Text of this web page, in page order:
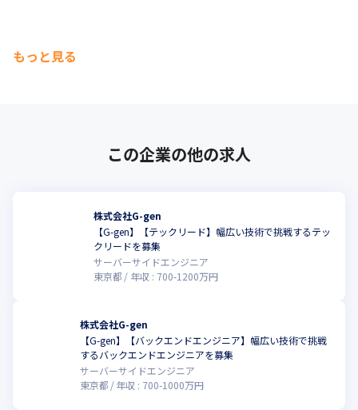
もっと見る
この企業の他の求人
株式会社G-gen
【G-gen】【テックリード】幅広い技術で挑戦するテッ
クリードを募集
サーバーサイドエンジニア
東京都
年収 : 700-1200万円
株式会社G-gen
【G-gen】【バックエンドエンジニア】幅広い技術で挑戦
するバックエンドエンジニアを募集
サーバーサイドエンジニア
東京都
年収 : 700-1000万円